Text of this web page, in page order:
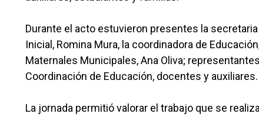
Durante el acto estuvieron presentes la
Inicial, Romina Mura, la coordinadora de
Maternales Municipales, Ana Oliva;
Coordinación de Educación, docentes y auxiliares.
La jornada permitió valorar el trabajo que se